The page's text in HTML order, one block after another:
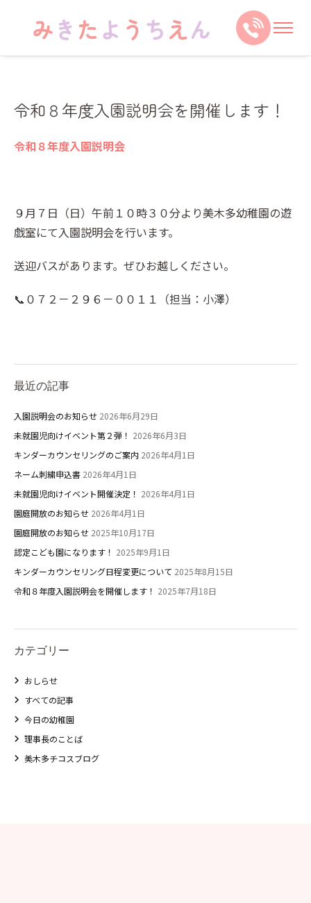
令和８年度入園説明会を開催します！
令和８年度入園説明会
９月７日（日）午前１０時３０分より美木多幼稚園の遊
戯室にて入園説明会を行います。
送迎バスがあります。ぜひお越しください。
📞０７２－２９６－００１１（担当：小澤）
最近の記事
入園説明会のお知らせ 2026年6月29日
未就園児向けイベント第２弾！ 2026年6月3日
キンダーカウンセリングのご案内 2026年4月1日
ネーム刺繍申込書 2026年4月1日
未就園児向けイベント開催決定！ 2026年4月1日
園庭開放のお知らせ 2026年4月1日
園庭開放のお知らせ 2025年10月17日
認定こども園になります！ 2025年9月1日
キンダーカウンセリング日程変更について 2025年8月15日
令和８年度入園説明会を開催します！ 2025年7月18日
カテゴリー
おしらせ
すべての記事
今日の幼稚園
理事長のことば
美木多チコスブログ